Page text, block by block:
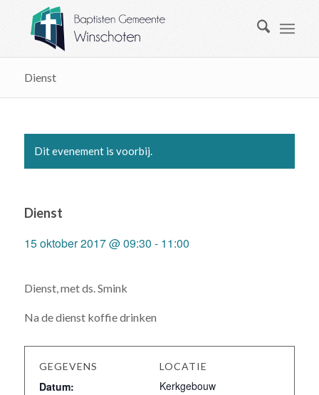
Dienst
Dit evenement is voorbij.
Dienst
15 oktober 2017 @ 09:30 - 11:00
Dienst, met ds. Smink
Na de dienst koffie drinken
GEGEVENS
Datum:
LOCATIE
Kerkgebouw